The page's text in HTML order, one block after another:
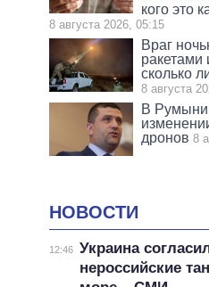
кого это
8 августа 2026, 05:15
Враг
ракетами
сколько
8 августа
В
дронов 8
НОВОСТИ
12:46 Украина
нероссийские